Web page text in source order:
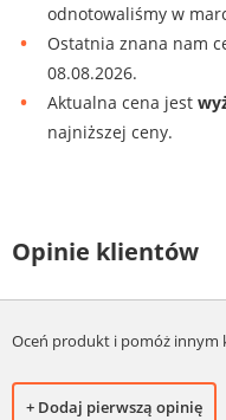
odnotowaliśmy w
Ostatnia znana nam
08.08.2026.
Aktualna cena jest
najniższej ceny.
Opinie klientów
Oceń produkt i pomóż innym
+ Dodaj pierwszą opinię